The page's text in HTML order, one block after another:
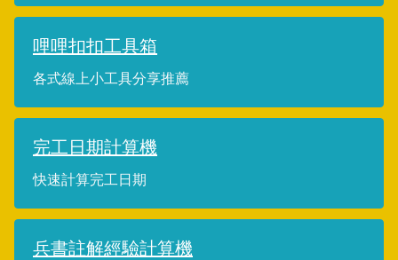
哩哩扣扣工具箱
各式線上小工具分享推薦
完工日期計算機
快速計算完工日期
兵書註解經驗計算機